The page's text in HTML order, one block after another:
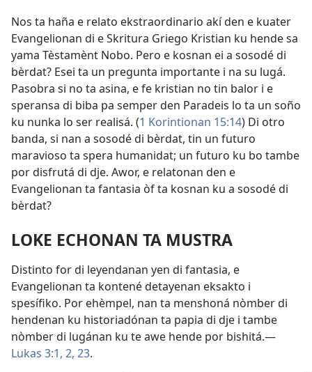
Nos ta haña e relato ekstraordinario akí den e kuater
Evangelionan di e Skritura Griego Kristian ku hende sa
yama Tèstamènt Nobo. Pero e kosnan ei a sosodé di
bèrdat? Esei ta un pregunta importante i na su lugá.
Pasobra si no ta asina, e fe kristian no tin balor i e
speransa di biba pa semper den Paradeis lo ta un soño
ku nunka lo ser realisá. (1 Korintionan 15:14) Di otro
banda, si nan a sosodé di bèrdat, tin un futuro
maravioso ta spera humanidat; un futuro ku bo tambe
por disfrutá di dje. Awor, e relatonan den e
Evangelionan ta fantasia òf ta kosnan ku a sosodé di
bèrdat?
LOKE ECHONAN TA MUSTRA
Distinto for di leyendanan yen di fantasia, e
Evangelionan ta kontené detayenan eksakto i
spesífiko. Por ehèmpel, nan ta menshoná nòmber di
hendenan ku historiadónan ta papia di dje i tambe
nòmber di lugánan ku te awe hende por bishitá.—
Lukas 3:1, 2, 23.